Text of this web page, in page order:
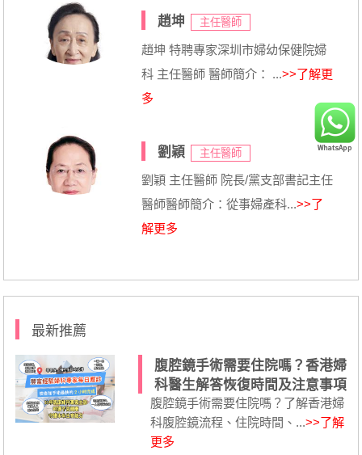
趙坤 主任醫師
趙坤 特聘專家深圳市婦幼保健院婦
科 主任醫師 醫師簡介： ...>>了解更
多
劉穎 主任醫師
劉穎 主任醫師 院長/黨支部書記主任
醫師醫師簡介：從事婦產科...>>了
解更多
最新推薦
腹腔鏡手術需要住院嗎？香港婦
科醫生解答恢復時間及注意事項
腹腔鏡手術需要住院嗎？了解香港婦
科腹腔鏡流程、住院時間、...>>了解
更多